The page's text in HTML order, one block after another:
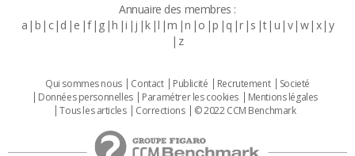
Annuaire des membres :
a b c d e f g h i j k l m n o p q r s t u v w x y
z
Qui sommes nous Contact Publicité Recrutement
Societé
Données personnelles
Paramétrer les cookies
Mentions légales
Tous les articles
Corrections © 2022 CCM Benchmark